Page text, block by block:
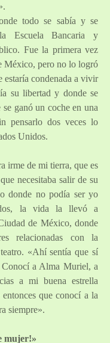
todo se sabía y se
Escuela Bancaria y
Fue la primera vez
México, pero no lo logró
estaría condenada a vivir
su libertad y donde se
ganó un coche en una
pensarlo dos veces lo
Unidos.
irme de mi tierra, que es
necesitaba salir de su
donde no podía ser yo
la vida la llevó a
de México, donde
relacionadas con la
«Ahí sentía que sí
a Alma Muriel, a
a mi buena estrella
que conocí a la
siempre».
mujer!»